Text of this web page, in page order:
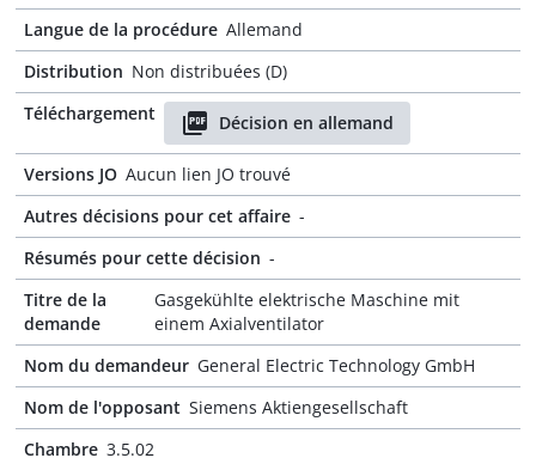
Langue de la procédure Allemand
Distribution Non distribuées (D)
Téléchargement
Décision en allemand
Versions JO Aucun lien JO trouvé
Autres décisions pour cet affaire -
Résumés pour cette décision -
Titre de la
demande
Gasgekühlte elektrische Maschine mit
einem Axialventilator
Nom du demandeur General Electric Technology GmbH
Nom de l'opposant Siemens Aktiengesellschaft
Chambre 3.5.02